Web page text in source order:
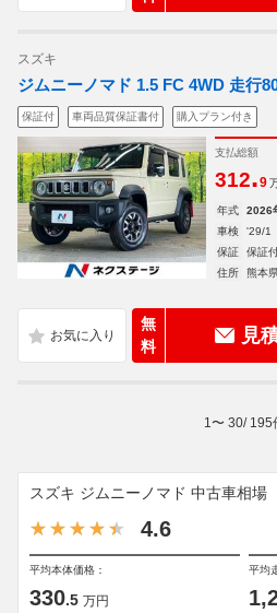
スズキ
ジムニーノマド 1.5 FC 4WD 走行
保証付 車両品質保証書付 購入プラン付き
支払総額
312.9
年式 2026
車検
'29/1
保証
保証
住所
熊本
無
料
見
1 〜 30/ 195
スズキ ジムニーノマド 中古車相場
4.6
平均本体価格：
330.5 万円
平均